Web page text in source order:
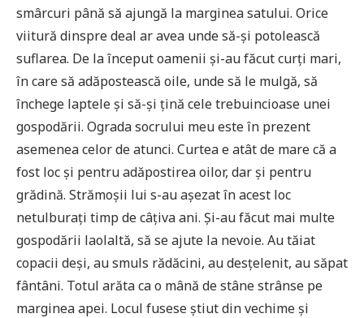
smârcuri până să ajungă la marginea satului. Orice
viitură dinspre deal ar avea unde să-și potolească
suflarea. De la început oamenii și-au făcut curți mari,
în care să adăpostească oile, unde să le mulgă, să
închege laptele și să-și țină cele trebuincioase unei
gospodării. Ograda socrului meu este în prezent
asemenea celor de atunci. Curtea e atât de mare că a
fost loc și pentru adăpostirea oilor, dar și pentru
grădină. Strămoșii lui s-au așezat în acest loc
netulburați timp de câțiva ani. Și-au făcut mai multe
gospodării laolaltă, să se ajute la nevoie. Au tăiat
copacii deși, au smuls rădăcini, au desțelenit, au săpat
fântâni. Totul arăta ca o mână de stâne strânse pe
marginea apei. Locul fusese știut din vechime și